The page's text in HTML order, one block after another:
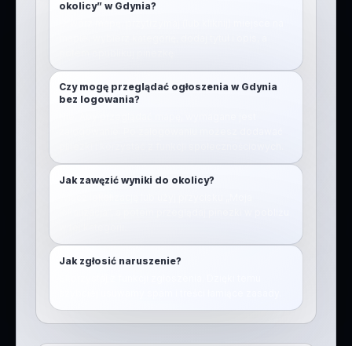
okolicy” w Gdynia?
Czy mogę przeglądać ogłoszenia w Gdynia
bez logowania?
Jak zawęzić wyniki do okolicy?
Jak zgłosić naruszenie?